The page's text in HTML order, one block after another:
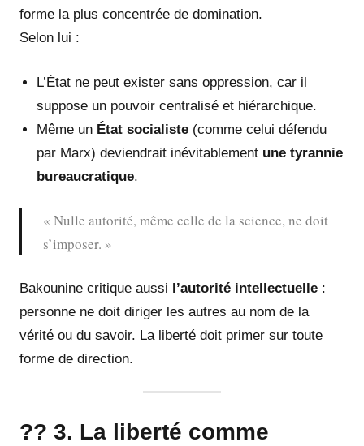
forme la plus concentrée de domination.
Selon lui :
L’État ne peut exister sans oppression, car il
suppose un pouvoir centralisé et hiérarchique.
Même un État socialiste (comme celui défendu
par Marx) deviendrait inévitablement une tyrannie
bureaucratique.
« Nulle autorité, même celle de la science, ne doit
s’imposer. »
Bakounine critique aussi l’autorité intellectuelle :
personne ne doit diriger les autres au nom de la
vérité ou du savoir. La liberté doit primer sur toute
forme de direction.
?? 3. La liberté comme